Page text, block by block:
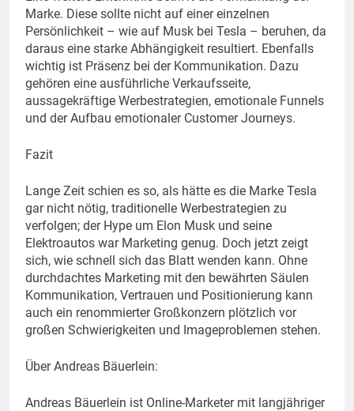
Marke. Diese sollte nicht auf einer einzelnen
Persönlichkeit – wie auf Musk bei Tesla – beruhen, da
daraus eine starke Abhängigkeit resultiert. Ebenfalls
wichtig ist Präsenz bei der Kommunikation. Dazu
gehören eine ausführliche Verkaufsseite,
aussagekräftige Werbestrategien, emotionale Funnels
und der Aufbau emotionaler Customer Journeys.
Fazit
Lange Zeit schien es so, als hätte es die Marke Tesla
gar nicht nötig, traditionelle Werbestrategien zu
verfolgen; der Hype um Elon Musk und seine
Elektroautos war Marketing genug. Doch jetzt zeigt
sich, wie schnell sich das Blatt wenden kann. Ohne
durchdachtes Marketing mit den bewährten Säulen
Kommunikation, Vertrauen und Positionierung kann
auch ein renommierter Großkonzern plötzlich vor
großen Schwierigkeiten und Imageproblemen stehen.
Über Andreas Bäuerlein:
Andreas Bäuerlein ist Online-Marketer mit langjähriger